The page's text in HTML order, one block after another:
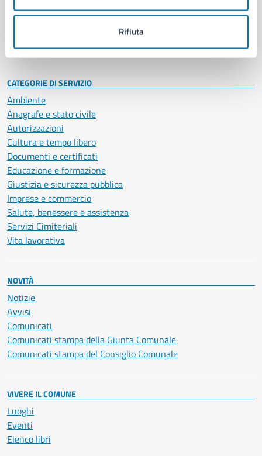
Rifiuta
Personale amministrativo
CATEGORIE DI SERVIZIO
Ambiente
Anagrafe e stato civile
Autorizzazioni
Cultura e tempo libero
Documenti e certificati
Educazione e formazione
Giustizia e sicurezza pubblica
Imprese e commercio
Salute, benessere e assistenza
Servizi Cimiteriali
Vita lavorativa
NOVITÀ
Notizie
Avvisi
Comunicati
Comunicati stampa della Giunta Comunale
Comunicati stampa del Consiglio Comunale
VIVERE IL COMUNE
Luoghi
Eventi
Elenco libri